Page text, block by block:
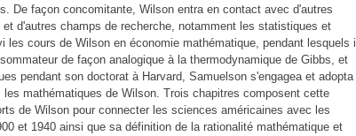
De façon concomitante, Wilson entra en contact avec d'autres
d'autres champs de recherche, notamment les statistiques et
les cours de Wilson en économie mathématique, pendant lesquels il
de façon analogique à la thermodynamique de Gibbs, et
pendant son doctorat à Harvard, Samuelson s'engagea et adopta
les mathématiques de Wilson. Trois chapitres composent cette
de Wilson pour connecter les sciences américaines avec les
et 1940 ainsi que sa définition de la rationalité mathématique et